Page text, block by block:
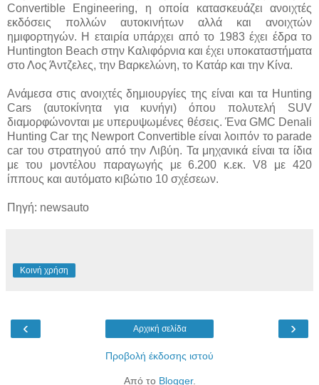
Convertible Engineering, η οποία κατασκευάζει ανοιχτές
εκδόσεις πολλών αυτοκινήτων αλλά και ανοιχτών
ημιφορτηγών. Η εταιρία υπάρχει από το 1983 έχει έδρα το
Huntington Beach στην Καλιφόρνια και έχει υποκαταστήματα
στο Λος Άντζελες, την Βαρκελώνη, το Κατάρ και την Κίνα.
Ανάμεσα στις ανοιχτές δημιουργίες της είναι και τα Hunting
Cars (αυτοκίνητα για κυνήγι) όπου πολυτελή SUV
διαμορφώνονται με υπερυψωμένες θέσεις. Ένα GMC Denali
Hunting Car της Newport Convertible είναι λοιπόν το parade
car του στρατηγού από την Λιβύη. Τα μηχανικά είναι τα ίδια
με του μοντέλου παραγωγής με 6.200 κ.εκ. V8 με 420
ίππους και αυτόματο κιβώτιο 10 σχέσεων.
Πηγή: newsauto
Κοινή χρήση
‹ ›
Αρχική σελίδα
Προβολή έκδοσης ιστού
Από το Blogger.